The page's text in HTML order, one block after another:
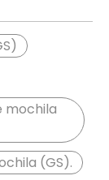
mochila
(GS).